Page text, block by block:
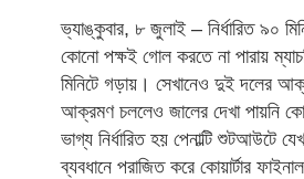
ভ্যাঙ্কুবার, ৮ জুলাই – নির্ধারিত ৯০
কোনো পক্ষই গোল করতে না পারায়
মিনিটে গড়ায়। সেখানেও দুই দলের
আক্রমণ চললেও জালের দেখা পায়নি
ভাগ্য নির্ধারিত হয় পেনাল্টি শুটআউটে
ব্যবধানে পরাজিত করে কোয়ার্টার